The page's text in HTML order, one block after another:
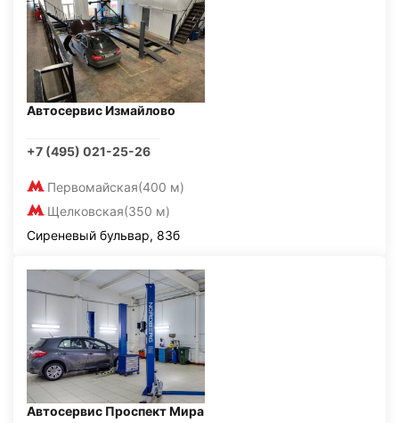
Автосервис Измайлово
+7 (495) 021-25-26
Первомайская(400 м)
Щелковская(350 м)
Сиреневый бульвар, 83б
Автосервис Проспект Мира